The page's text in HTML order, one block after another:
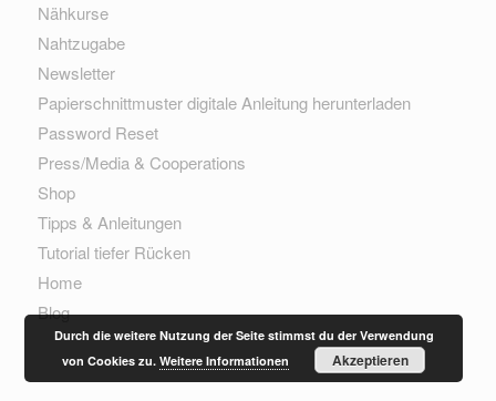
Nähkurse
Nahtzugabe
Newsletter
Papierschnittmuster digitale Anleitung herunterladen
Password Reset
Press/Media & Cooperations
Shop
Tipps & Anleitungen
Tutorial tiefer Rücken
Home
Blog
Durch die weitere Nutzung der Seite stimmst du der Verwendung
von Cookies zu.Weitere Informationen Akzeptieren